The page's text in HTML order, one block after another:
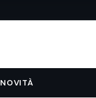
NOVITÀ